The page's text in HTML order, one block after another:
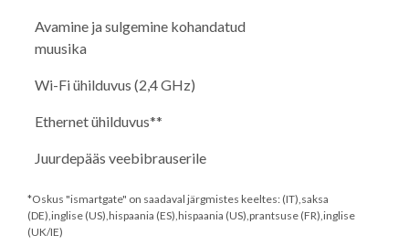
Avamine ja sulgemine kohandatud
muusika
Wi-Fi ühilduvus (2,4 GHz)
Ethernet ühilduvus**
Juurdepääs veebibrauserile
*Oskus "ismartgate" on saadaval järgmistes keeltes: (IT),saksa
(DE),inglise (US),hispaania (ES),hispaania (US),prantsuse (FR),inglise
(UK/IE)